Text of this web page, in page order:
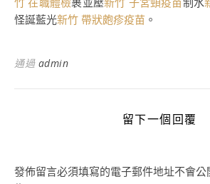
怪誕藍光新竹 帶狀皰疹疫苗 。
通過 admin
留下一個回覆
發佈留言必須填寫的電子郵件地址不會公